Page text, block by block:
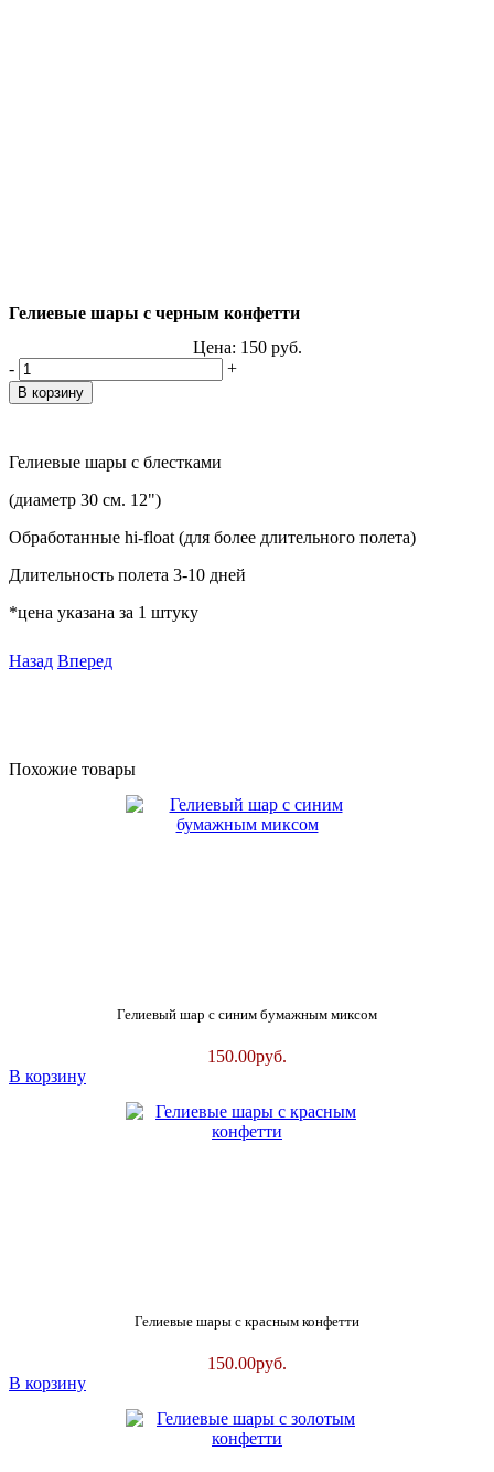
Гелиевые шары с черным конфетти
Цена: 150 руб.
-
+
Гелиевые шары с блестками
(диаметр 30 см. 12")
Обработанные hi-float (для более длительного полета)
Длительность полета 3-10 дней
*цена указана за 1 штуку
Назад Вперед
Похожие товары
Гелиевый шар с синим бумажным миксом
150.00руб.
В корзину
Гелиевые шары с красным конфетти
150.00руб.
В корзину